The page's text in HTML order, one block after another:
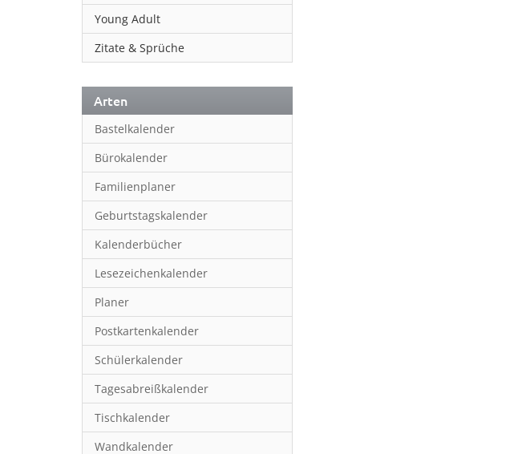
Young Adult
Zitate & Sprüche
Arten
Bastelkalender
Bürokalender
Familienplaner
Geburtstagskalender
Kalenderbücher
Lesezeichenkalender
Planer
Postkartenkalender
Schülerkalender
Tagesabreißkalender
Tischkalender
Wandkalender